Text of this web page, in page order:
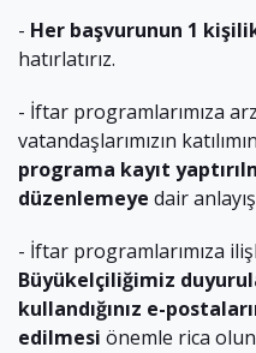
- Her başvurunun 1
hatırlatırız.
- İftar programlarımıza
vatandaşlarımızın
programa kayıt
düzenlemeye dair
- İftar programlarımıza
Büyükelçiliğimiz
kullandığınız e-
edilmesi önemle rica